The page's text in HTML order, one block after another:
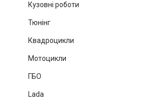
Кузовні роботи
Тюнінг
Квадроцикли
Мотоцикли
ГБО
Lada